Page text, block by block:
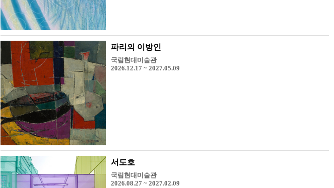
파리의 이방인
국립현대미술관
2026.12.17 ~ 2027.05.09
서도호
국립현대미술관
2026.08.27 ~ 2027.02.09